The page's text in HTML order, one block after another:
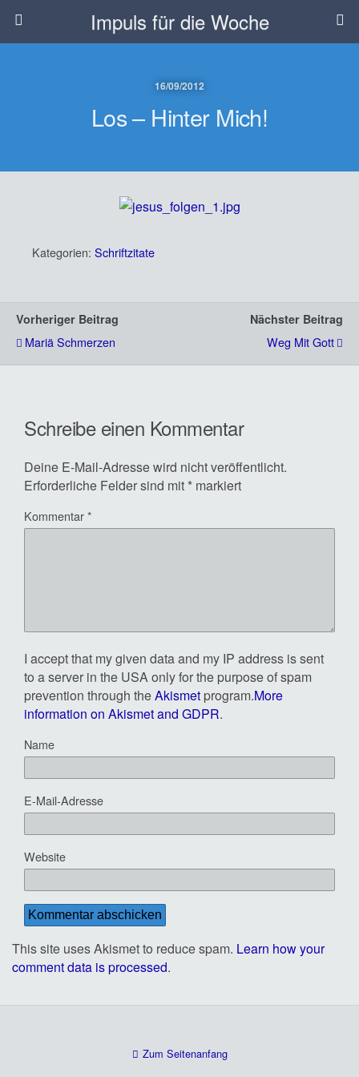
Impuls für die Woche
16/09/2012
Los – Hinter Mich!
Kategorien: Schriftzitate
Vorheriger Beitrag
Mariä Schmerzen
Nächster Beitrag
Weg Mit Gott
Schreibe einen Kommentar
Deine E-Mail-Adresse wird nicht veröffentlicht.
Erforderliche Felder sind mit * markiert
Kommentar*
I accept that my given data and my IP address is sent
to a server in the USA only for the purpose of spam
prevention through theAkismet program.More
information on Akismet and GDPR.
Name
E-Mail-Adresse
Website
This site uses Akismet to reduce spam. Learn how your
comment data is processed.
Zum Seitenanfang